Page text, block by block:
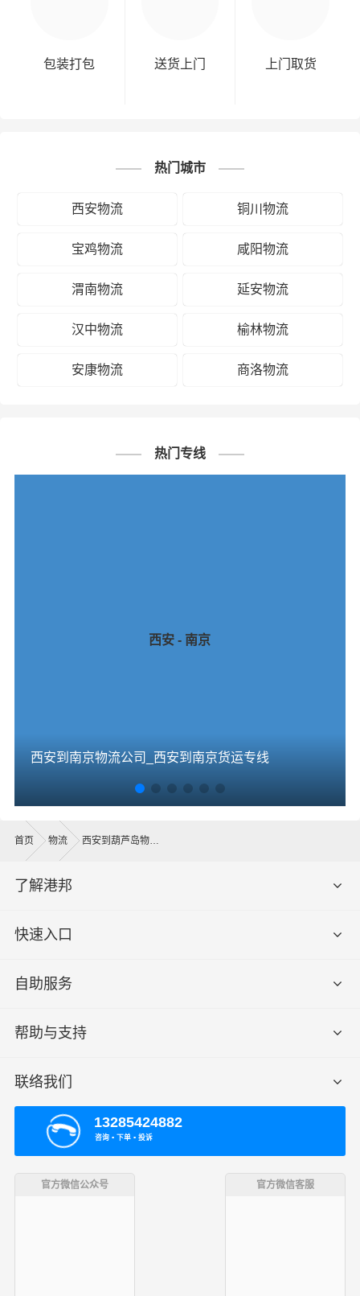
包装打包 送货上门 上门取货
热门城市
西安物流 铜川物流
宝鸡物流 咸阳物流
渭南物流 延安物流
汉中物流 榆林物流
安康物流 商洛物流
热门专线
西安 - 南京
西安到南京物流公司_西安到南京货运专线
首页 物流 西安到葫芦岛物流公司
了解港邦
快速入口
自助服务
帮助与支持
联络我们
13285424882
咨询 ▪ 下单 ▪ 投诉
官方微信公众号 官方微信客服